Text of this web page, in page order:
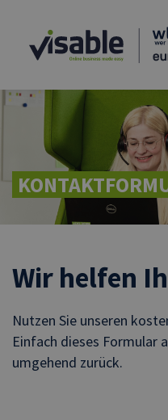
Wir helfen
Nutzen Sie unseren
Einfach dieses Formular
umgehend zurück.